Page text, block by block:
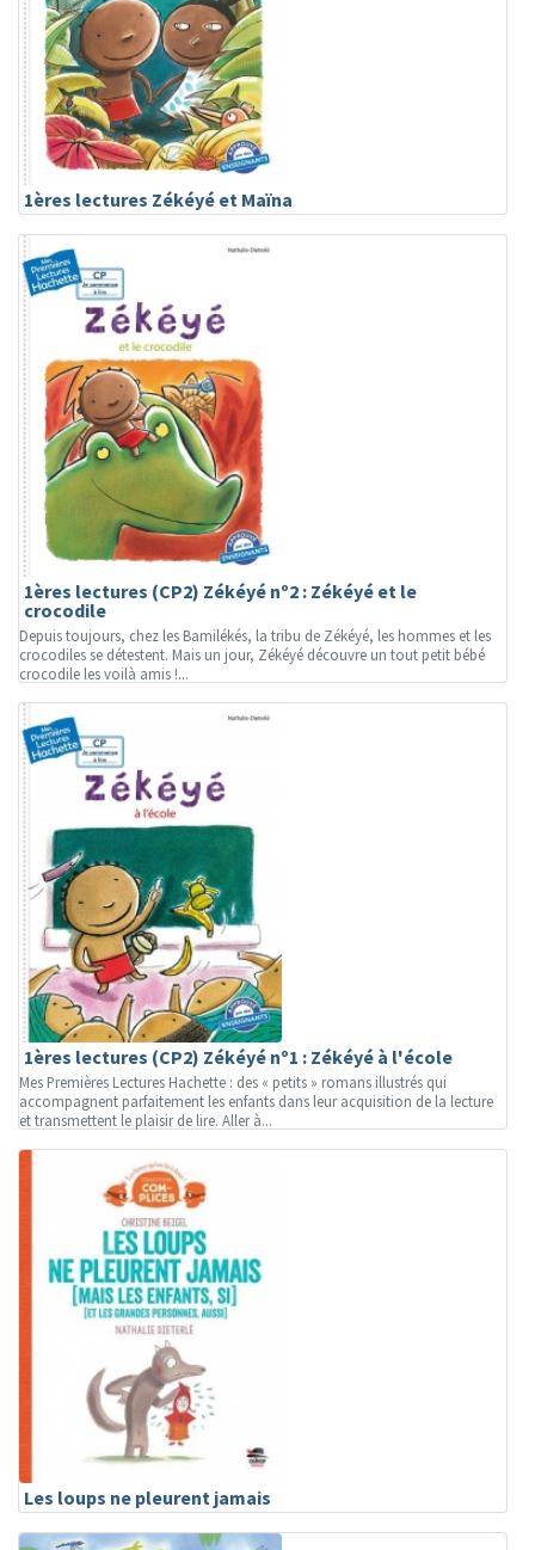
1ères lectures Zékéyé et Maïna
1ères lectures (CP2) Zékéyé nº2 : Zékéyé et le
crocodile
Depuis toujours, chez les Bamilékés, la tribu de Zékéyé, les hommes et les
crocodiles se détestent. Mais un jour, Zékéyé découvre un tout petit bébé
crocodile les voilà amis !...
1ères lectures (CP2) Zékéyé nº1 : Zékéyé à l'école
Mes Premières Lectures Hachette : des « petits » romans illustrés qui
accompagnent parfaitement les enfants dans leur acquisition de la lecture
et transmettent le plaisir de lire. Aller à...
Les loups ne pleurent jamais